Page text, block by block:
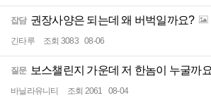
잡담 권장사양은 되는데 왜 버벅일까요?
긴타루 조회 3083 08-06
질문 보스챌린지 가운데 저 한놈이 누굴까
바닐라유니티 조회 2061 08-04